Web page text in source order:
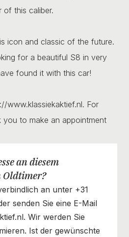
this caliber.
icon and classic of the future.
for a beautiful S8 in very
found it with this car!
www.klassiekaktief.nl. For
to make an appointment
an diesem
Oldtimer?
an unter +31
senden Sie eine E-Mail
Wir werden Sie
Ist der gewünschte